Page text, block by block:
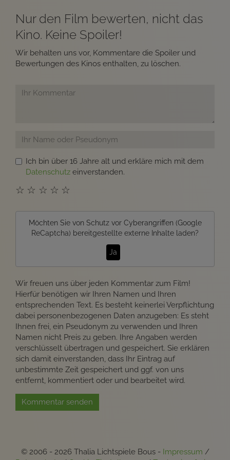
Nur den Film bewerten, nicht das
Kino. Keine Spoiler!
Wir behalten uns vor, Kommentare die Spoiler und
Bewertungen des Kinos enthalten, zu löschen.
Ich bin über 16 Jahre alt und erkläre mich mit dem
Datenschutz einverstanden.
☆
☆
☆
☆
☆
Möchten Sie von Schutz vor Cyberangriffen (Google
ReCaptcha) bereitgestellte externe Inhalte laden?
Ja
Wir freuen uns über jeden Kommentar zum Film!
Hierfür benötigen wir Ihren Namen und Ihren
entsprechenden Text. Es besteht keinerlei Verpflichtung
dabei personenbezogenen Daten anzugeben: Es steht
Ihnen frei, ein Pseudonym zu verwenden und Ihren
Namen nicht Preis zu geben. Ihre Angaben werden
verschlüsselt übertragen und gespeichert. Sie erklären
sich damit einverstanden, dass Ihr Eintrag auf
unbestimmte Zeit gespeichert und ggf. von uns
entfernt, kommentiert oder und bearbeitet wird.
Kommentar senden
© 2006 - 2026 Thalia Lichtspiele Bous - Impressum /